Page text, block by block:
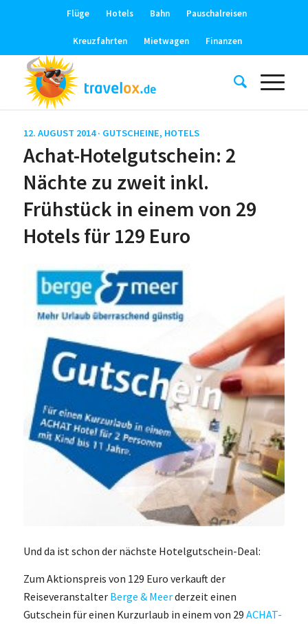
Flüge Hotels Bahn Pauschalreisen
Kreuzfahrten Mietwagen Finanzen
12. AUGUST 2014 · GUTSCHEINE, HOTELS
Achat-Hotelgutschein: 2
Nächte zu zweit inkl.
Frühstück in einem von 29
Hotels für 129 Euro
Und da ist schon der nächste Hotelgutschein-Deal:
Zum Aktionspreis von 129 Euro verkauft der
Reiseveranstalter Berge & Meerderzeit einen
Gutschein für einen Kurzurlaub in einem von 29 ACHAT-